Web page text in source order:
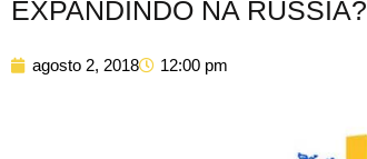
EXPANDINDO NA RÚSSIA?
agosto 2, 2018 12:00 pm